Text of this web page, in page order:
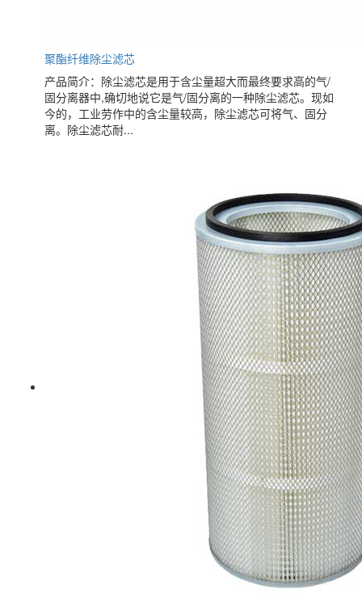
聚酯纤维除尘滤芯
产品简介：除尘滤芯是用于含尘量超大而最终要求高的气/
固分离器中,确切地说它是气/固分离的一种除尘滤芯。现如
今的，工业劳作中的含尘量较高，除尘滤芯可将气、固分
离。除尘滤芯耐...